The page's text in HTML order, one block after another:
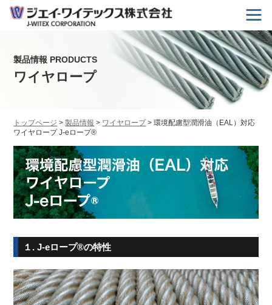
TOP
会社情報
カタログダウンロード
採用情報
製品情報 PRODUCTS
ワイヤロープ
トップページ >製品情報 > ワイヤロープ> 環境配慮型潤滑油（EAL）対応
ワイヤロープ J-eロープ®
１. J-eロープ®の特性